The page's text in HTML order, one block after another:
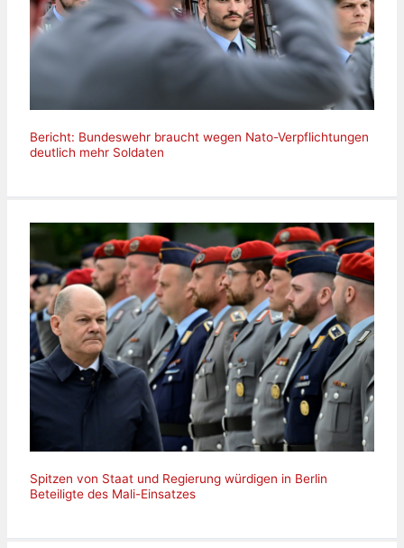
Bericht: Bundeswehr braucht wegen Nato-Verpflichtungen
deutlich mehr Soldaten
Spitzen von Staat und Regierung würdigen in Berlin
Beteiligte des Mali-Einsatzes